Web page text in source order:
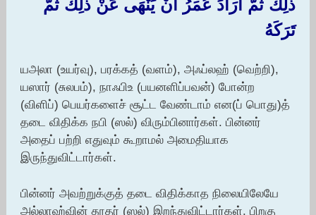
ذَلِكَ ثُمَّ أَرَادَ عُمَرُ أَنْ يَنْهَى عَنْ ذَلِكَ ثُمَّ
تَرَكَهُ‏
யஅலா (உயர்வு), பரக்கத் (வளம்), அஃப்லஹ் (வெற்றி),
யஸார் (சுலபம்), நாஃபிஉ (பயனளிப்பவன்) போன்ற
(விளிப்) பெயர்களைச் சூட்ட வேண்டாம் என(ப் பொது)த்
தடை விதிக்க நபி (ஸல்) விரும்பினார்கள். பின்னர்
அதைப் பற்றி எதுவும் கூறாமல் அமைதியாக
இருந்துவிட்டார்கள்.
பின்னர் அவற்றுக்குத் தடை விதிக்காத நிலையிலேயே
அல்லாஹ்வின் தூதர் (ஸல்) இறந்துவிட்டார்கள். பிறகு